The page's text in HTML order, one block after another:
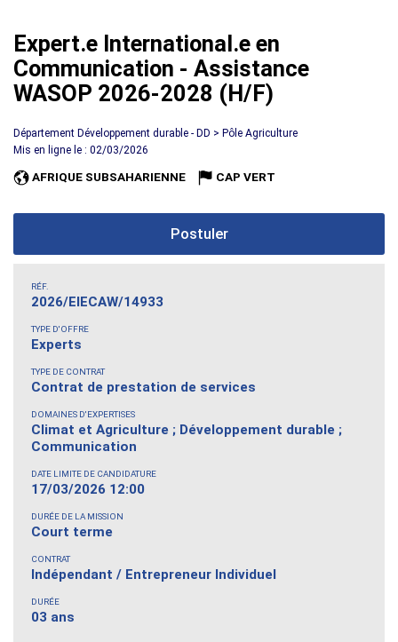
Expert.e International.e en
Communication - Assistance
WASOP 2026-2028 (H/F)
Département Développement durable - DD > Pôle Agriculture
Mis en ligne le : 02/03/2026
AFRIQUE SUBSAHARIENNE CAP VERT
Postuler
RÉF.
2026/EIECAW/14933
TYPE D'OFFRE
Experts
TYPE DE CONTRAT
Contrat de prestation de services
DOMAINES D'EXPERTISES
Climat et Agriculture ; Développement durable ;
Communication
DATE LIMITE DE CANDIDATURE
17/03/2026 12:00
DURÉE DE LA MISSION
Court terme
CONTRAT
Indépendant / Entrepreneur Individuel
DURÉE
03 ans